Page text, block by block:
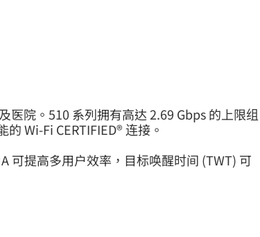
院。510 系列拥有高达 2.69 Gbps 的上限组
Wi‑Fi CERTIFIED® 连接。
可提高多用户效率，目标唤醒时间 (TWT) 可